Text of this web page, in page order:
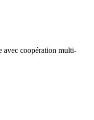
avec coopération multi-